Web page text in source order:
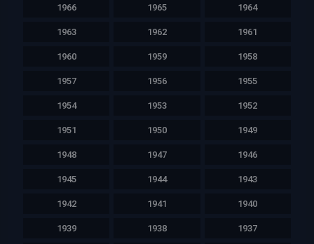
1966 1965 1964
1963 1962 1961
1960 1959 1958
1957 1956 1955
1954 1953 1952
1951 1950 1949
1948 1947 1946
1945 1944 1943
1942 1941 1940
1939 1938 1937